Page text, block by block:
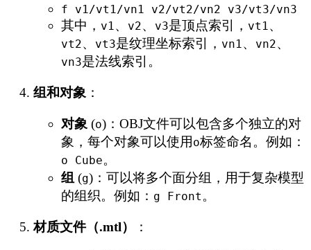
f v1/vt1/vn1 v2/vt2/vn2 v3/vt3/vn3
其中， v1、 v2、 v3是顶点索引， vt1、
vt2、 vt3是纹理坐标索引， vn1、 vn2、
vn3是法线索引。
组和对象 ：
对象 (o)：OBJ文件可以包含多个独立的对
象，每个对象可以使用 o标签命名。例如：
o Cube。
组 (g)：可以将多个面分组，用于复杂模型
的组织。例如： g Front 。
材质文件（.mtl） ：